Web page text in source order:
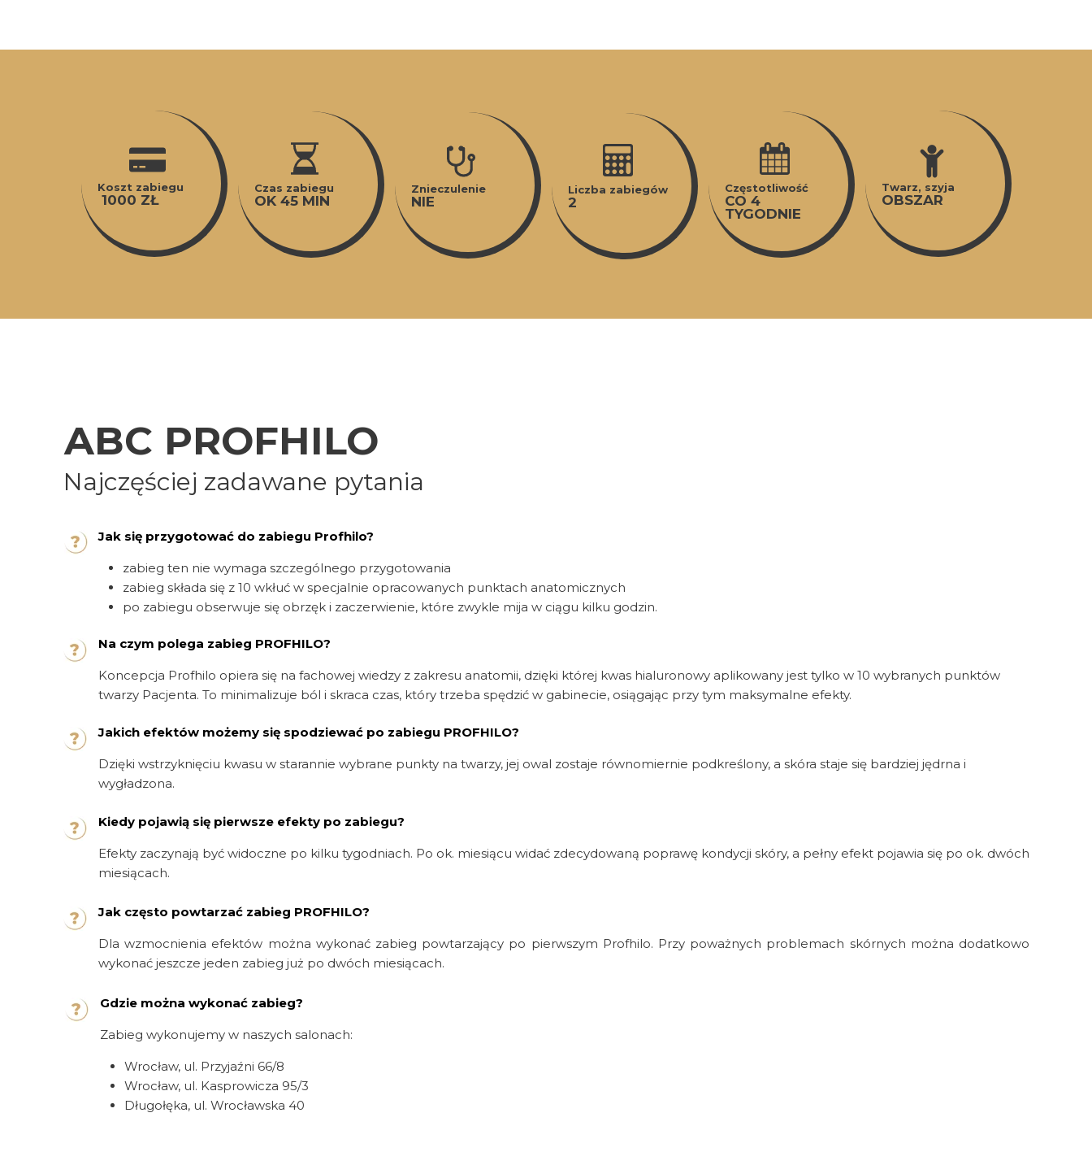
Twarz, szyja
OBSZAR
Częstotliwość
CO 4
TYGODNIE
Liczba zabiegów
2
Znieczulenie
NIE
Czas zabiegu
OK 45 MIN
Koszt zabiegu
1000 ZŁ
Gdzie można wykonać zabieg?
Zabieg wykonujemy w naszych salonach:
Wrocław, ul. Przyjaźni 66/8
Wrocław, ul. Kasprowicza 95/3
Długołęka, ul. Wrocławska 40
Jak często powtarzać zabieg PROFHILO?
Dla wzmocnienia efektów można wykonać zabieg powtarzający po pierwszym Profhilo. Przy poważnych problemach skórnych można dodatkowo
wykonać jeszcze jeden zabieg już po dwóch miesiącach.
Kiedy pojawią się pierwsze efekty po zabiegu?
Efekty zaczynają być widoczne po kilku tygodniach. Po ok. miesiącu widać zdecydowaną poprawę kondycji skóry, a pełny efekt pojawia się po ok. dwóch
miesiącach.
ABC PROFHILO
Najczęściej zadawane pytania
Jak się przygotować do zabiegu Profhilo?
zabieg ten nie wymaga szczególnego przygotowania
zabieg składa się z 10 wkłuć w specjalnie opracowanych punktach anatomicznych
po zabiegu obserwuje się obrzęk i zaczerwienie, które zwykle mija w ciągu kilku godzin.
Na czym polega zabieg PROFHILO?
Koncepcja Profhilo opiera się na fachowej wiedzy z zakresu anatomii, dzięki której kwas hialuronowy aplikowany jest tylko w 10 wybranych punktów
twarzy Pacjenta. To minimalizuje ból i skraca czas, który trzeba spędzić w gabinecie, osiągając przy tym maksymalne efekty.
Jakich efektów możemy się spodziewać po zabiegu PROFHILO?
Dzięki wstrzyknięciu kwasu w starannie wybrane punkty na twarzy, jej owal zostaje równomiernie podkreślony, a skóra staje się bardziej jędrna i
wygładzona.